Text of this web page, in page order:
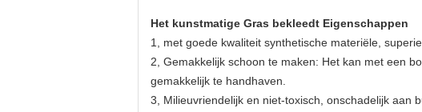
Het kunstmatige Gras bekleedt Eigenschappen
1, met goede kwaliteit synthetische materiële,
2, Gemakkelijk schoon te maken: Het kan met een
gemakkelijk te handhaven.
3, Milieuvriendelijk en niet-toxisch, onschadelijk aan